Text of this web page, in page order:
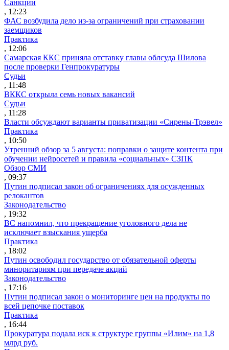
Санкции
, 12:23
ФАС возбудила дело из-за ограничений при страховании
заемщиков
Практика
, 12:06
Самарская ККС приняла отставку главы облсуда Шилова
после проверки Генпрокуратуры
Судьи
, 11:48
ВККС открыла семь новых вакансий
Судьи
, 11:28
Власти обсуждают варианты приватизации «Сирены-Трэвел»
Практика
, 10:50
Утренний обзор за 5 августа: поправки о защите контента при
обучении нейросетей и правила «социальных» СЗПК
Обзор СМИ
, 09:37
Путин подписал закон об ограничениях для осужденных
релокантов
Законодательство
, 19:32
ВС напомнил, что прекращение уголовного дела не
исключает взыскания ущерба
Практика
, 18:02
Путин освободил государство от обязательной оферты
миноритариям при передаче акций
Законодательство
, 17:16
Путин подписал закон о мониторинге цен на продукты по
всей цепочке поставок
Практика
, 16:44
Прокуратура подала иск к структуре группы «Илим» на 1,8
млрд руб.